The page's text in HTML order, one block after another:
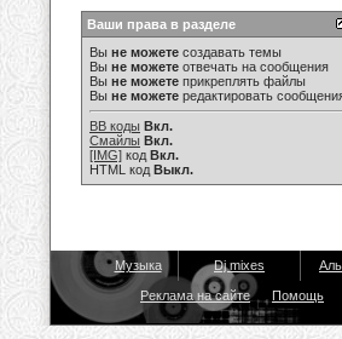
Ваши права в разделе
Вы не можете создавать темы
Вы не можете отвечать на сообщения
Вы не можете прикреплять файлы
Вы не можете редактировать
BB коды Вкл.
Смайлы Вкл.
[IMG] код Вкл.
HTML код Выкл.
Музыка Dj mixes
Реклама на сайте Помощь